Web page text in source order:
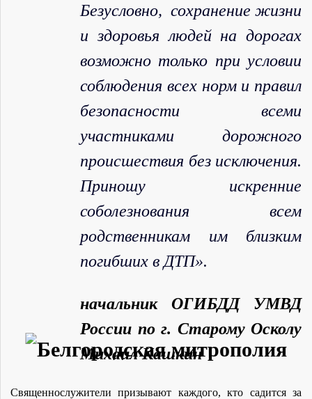
Безусловно, сохранение жизни
и здоровья людей на дорогах
возможно только при условии
соблюдения всех норм и правил
безопасности всеми
участниками дорожного
происшествия без исключения.
Приношу искренние
соболезнования всем
родственникам им близким
погибших в ДТП».
начальник ОГИБДД УМВД
России по г. Старому Осколу
Михаил Кашкин
Священнослужители призывают каждого, кто садится за